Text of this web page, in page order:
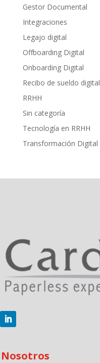
Gestor Documental
Integraciones
Legajo digital
Offboarding Digital
Onboarding Digital
Recibo de sueldo digital
RRHH
Sin categoría
Tecnología en RRHH
Transformación Digital
Nosotros